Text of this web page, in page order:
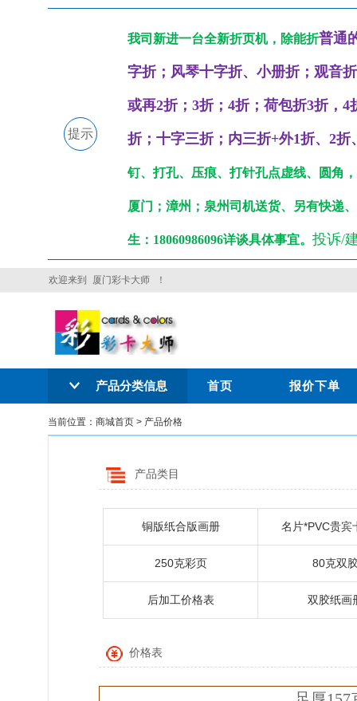
提示
我司新进一台全新折页机，除能折普通
字折； 风琴十字折、 小册折；观音
或再2折；3折；4折；荷包折3折，
折；十字三折；内三折+外1折、2
钉、打孔、压痕、打针孔点虚线、圆角
厦门；漳州；泉州司机送货、另有快递
生：18060986096详谈具体事宜。 投诉/
欢迎来到 厦门彩卡大师 ！
产品分类信息 首页 报价下单
当前位置： 商城首页 > 产品价格
产品类目
铜版纸合版画册 名片*PVC贵宾
250克彩页 80克双
后加工价格表 双胶纸画
价格表